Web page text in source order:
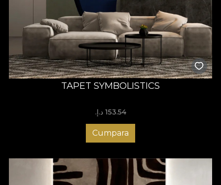
TAPET SYMBOLISTICS
153.54 د.إ.‏
Cumpara